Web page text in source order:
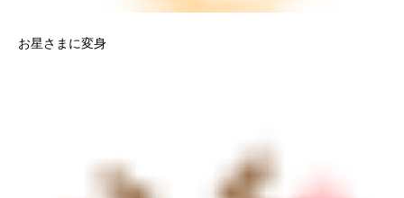
お星さまに変身